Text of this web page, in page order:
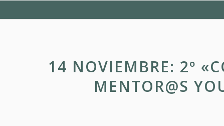
14 NOVIEMBRE: 2º
MENTOR@S